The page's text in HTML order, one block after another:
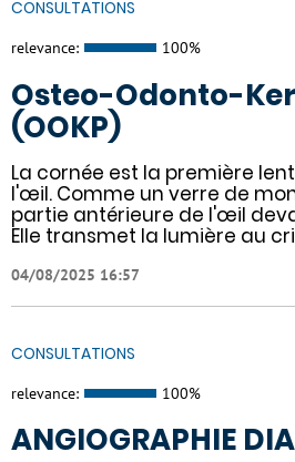
CONSULTATIONS
relevance: 100%
Osteo-Odonto-
(OOKP)
La cornée est la première
l'œil. Comme un verre de
partie antérieure de l'œil
Elle transmet la lumière au
04/08/2025 16:57
CONSULTATIONS
relevance: 100%
ANGIOGRAPHIE